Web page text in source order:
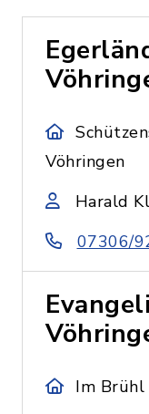
Vöhringen
Harald
07306/
Im Brühl